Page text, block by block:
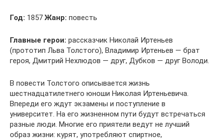
Год: 1857 Жанр: повесть
Главные герои: рассказчик Николай Иртеньев
(прототип Льва Толстого), Владимир Иртеньев — брат
героя, Дмитрий Нехлюдов — друг, Дубков — друг Володи.
В повести Толстого описывается жизнь
шестнадцатилетнего юноши Николая Иртеньевича.
Впереди его ждут экзамены и поступление в
университет. На его жизненном пути будут встречаться
разные люди. Многие его приятели ведут не лучший
образ жизни: курят, употребляют спиртное,